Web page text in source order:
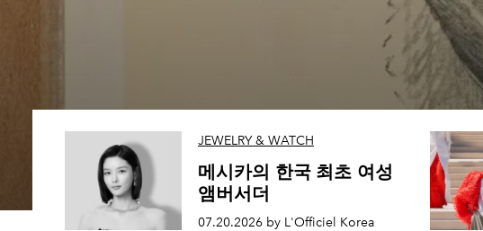
JEWELRY & WATCH
메시카의 한국 최초 여성
앰버서더
07.20.2026 by L'Officiel Korea